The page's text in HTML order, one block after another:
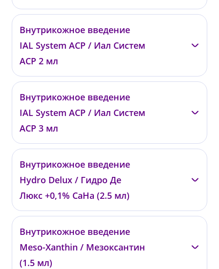
00732
от 17 000 ₽
Внутрикожное введение
IAL System ACP / Иал Систем
АСР 2 мл
0824
от 32 000 ₽
Внутрикожное введение
IAL System ACP / Иал Систем
АСР 3 мл
0825
от 45 000 ₽
Внутрикожное введение
Hydro Delux / Гидро Де
Люкс +0,1% CaHa (2.5 мл)
01813
от 26 000 ₽
Внутрикожное введение
Meso-Xanthin / Мезоксантин
(1.5 мл)